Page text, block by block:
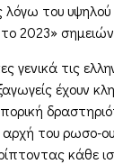
του
2023»
τις
έχουν
του ρωσο-
κάθε